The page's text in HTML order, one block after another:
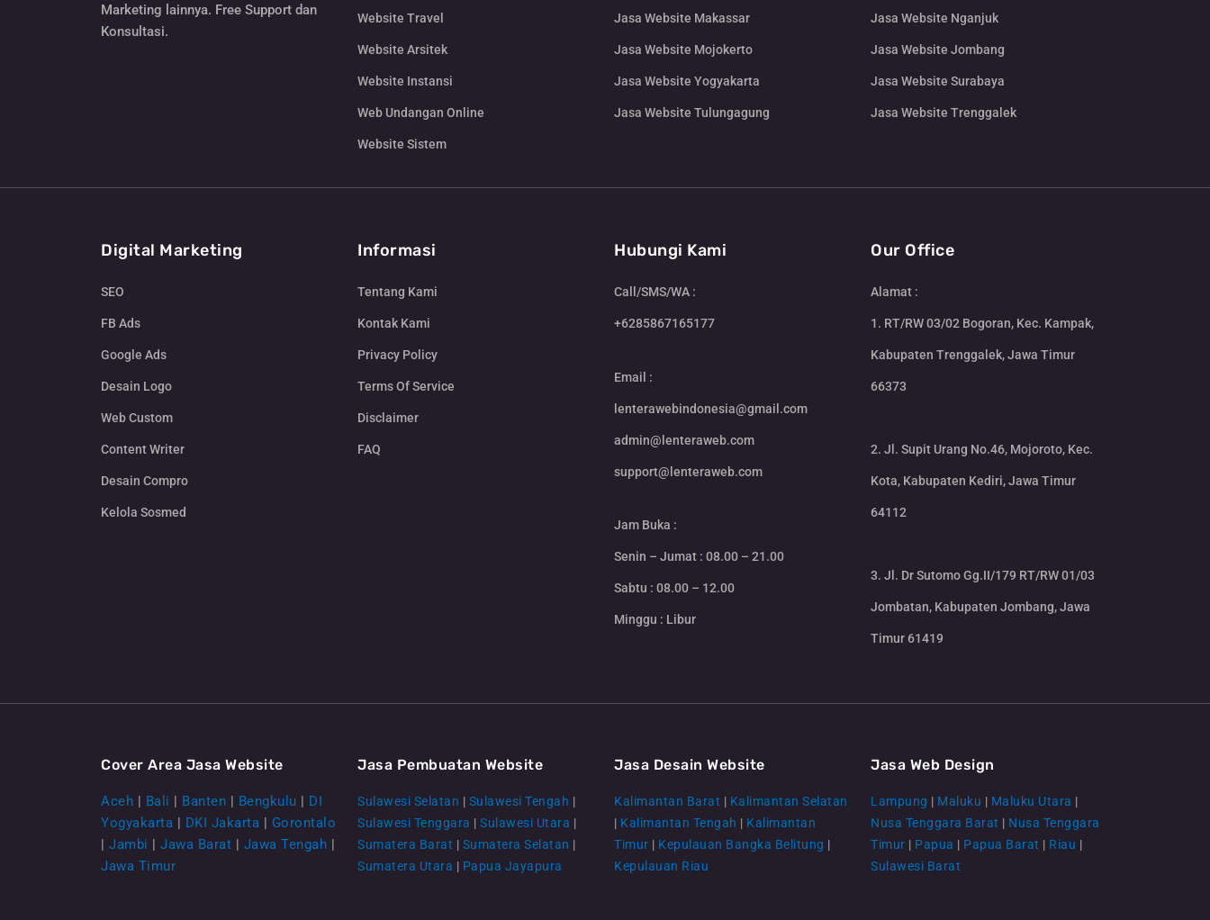
Marketing lainnya. Free Support dan
Konsultasi.
Website Travel
Website Arsitek
Website Instansi
Web Undangan Online
Website Sistem
Jasa Website Makassar
Jasa Website Mojokerto
Jasa Website Yogyakarta
Jasa Website Tulungagung
Jasa Website Nganjuk
Jasa Website Jombang
Jasa Website Surabaya
Jasa Website Trenggalek
Digital Marketing
SEO
FB Ads
Google Ads
Desain Logo
Web Custom
Content Writer
Desain Compro
Kelola Sosmed
Informasi
Tentang Kami
Kontak Kami
Privacy Policy
Terms Of Service
Disclaimer
FAQ
Hubungi Kami
Call/SMS/WA :
+6285867165177
Email :
lenterawebindonesia@gmail.com
admin@lenteraweb.com
support@lenteraweb.com
Jam Buka :
Senin – Jumat : 08.00 – 21.00
Sabtu : 08.00 – 12.00
Minggu : Libur
Our Office
Alamat :
1. RT/RW 03/02 Bogoran, Kec. Kampak,
Kabupaten Trenggalek, Jawa Timur
66373
2. Jl. Supit Urang No.46, Mojoroto, Kec.
Kota, Kabupaten Kediri, Jawa Timur
64112
3. Jl. Dr Sutomo Gg.II/179 RT/RW 01/03
Jombatan, Kabupaten Jombang, Jawa
Timur 61419
Cover Area Jasa Website
Aceh | Bali | Banten | Bengkulu | DI
Yogyakarta | DKI Jakarta | Gorontalo
| Jambi | Jawa Barat | Jawa Tengah |
Jawa Timur
Jasa Pembuatan Website
Sulawesi Selatan | Sulawesi Tengah |
Sulawesi Tenggara | Sulawesi Utara |
Sumatera Barat | Sumatera Selatan |
Sumatera Utara | Papua Jayapura
Jasa Desain Website
Kalimantan Barat | Kalimantan Selatan
| Kalimantan Tengah | Kalimantan
Timur | Kepulauan Bangka Belitung |
Kepulauan Riau
Jasa Web Design
Lampung | Maluku | Maluku Utara |
Nusa Tenggara Barat | Nusa Tenggara
Timur | Papua | Papua Barat | Riau |
Sulawesi Barat